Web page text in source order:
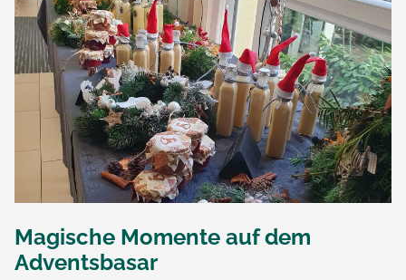
Magische Momente auf dem
Adventsbasar